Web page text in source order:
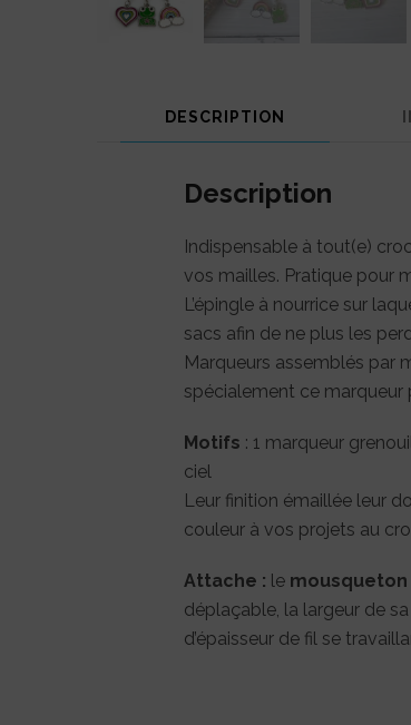
DESCRIPTION
Description
Indispensable à tout(e)
vos mailles. Pratique pour
L’épingle à nourrice sur
sacs afin de ne plus les
Marqueurs assemblés par
spécialement ce
Motifs : 1 marqueur
ciel
Leur finition émaillée leur
couleur à vos projets au
Attache : le mousqueton
déplaçable, la largeur de
d’épaisseur de fil se